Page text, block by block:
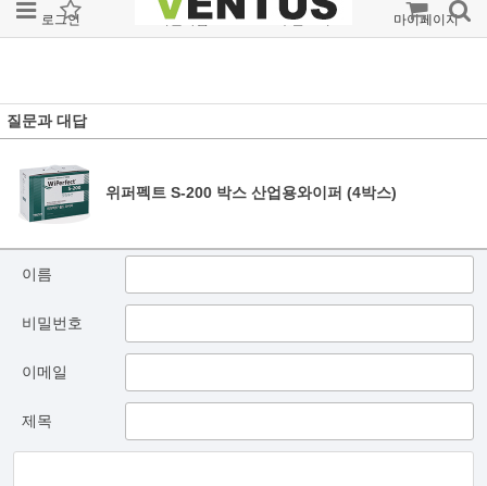
로그인 회원가입 주문조회 마이페이지
질문과 대답
위퍼펙트 S-200 박스 산업용와이퍼 (4박스)
이름
비밀번호
이메일
제목